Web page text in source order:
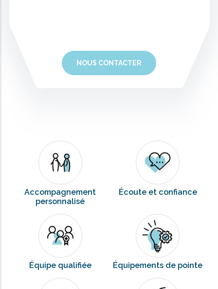
NOUS CONTACTER
Accompagnement
personnalisé
Écoute et confiance
Équipe qualifiée Équipements de pointe